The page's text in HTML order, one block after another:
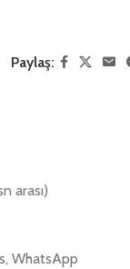
Paylaş:
arası)
WhatsApp